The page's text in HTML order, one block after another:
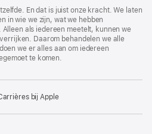
En dat is juist onze kracht. We laten
in wie we zijn, wat we hebben
als iedereen meetelt, kunnen we
Daarom behandelen we alle
we er alles aan om iedereen
te komen.
bij Apple